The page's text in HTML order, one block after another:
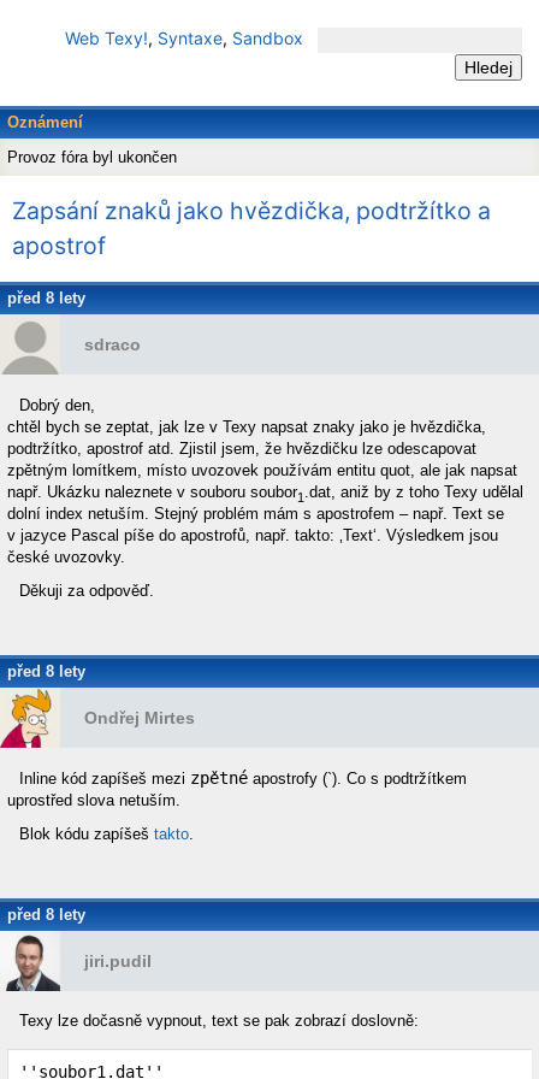
Web Texy!, Syntaxe, Sandbox
Oznámení
Provoz fóra byl ukončen
Zapsání znaků jako hvězdička, podtržítko a
apostrof
před 8 lety
sdraco
Dobrý den,
chtěl bych se zeptat, jak lze v Texy napsat znaky jako je hvězdička,
podtržítko, apostrof atd. Zjistil jsem, že hvězdičku lze odescapovat
zpětným lomítkem, místo uvozovek používám entitu quot, ale jak napsat
např. Ukázku naleznete v souboru soubor1 .dat, aniž by z toho Texy udělal
dolní index netuším. Stejný problém mám s apostrofem – např. Text se
v jazyce Pascal píše do apostrofů, např. takto: ‚Text‘. Výsledkem jsou
české uvozovky.
Děkuji za odpověď.
před 8 lety
Ondřej Mirtes
Inline kód zapíšeš mezi zpětné apostrofy (`). Co s podtržítkem
uprostřed slova netuším.
Blok kódu zapíšeštakto.
před 8 lety
jiri.pudil
Texy lze dočasně vypnout, text se pak zobrazí doslovně:
''soubor1.dat''